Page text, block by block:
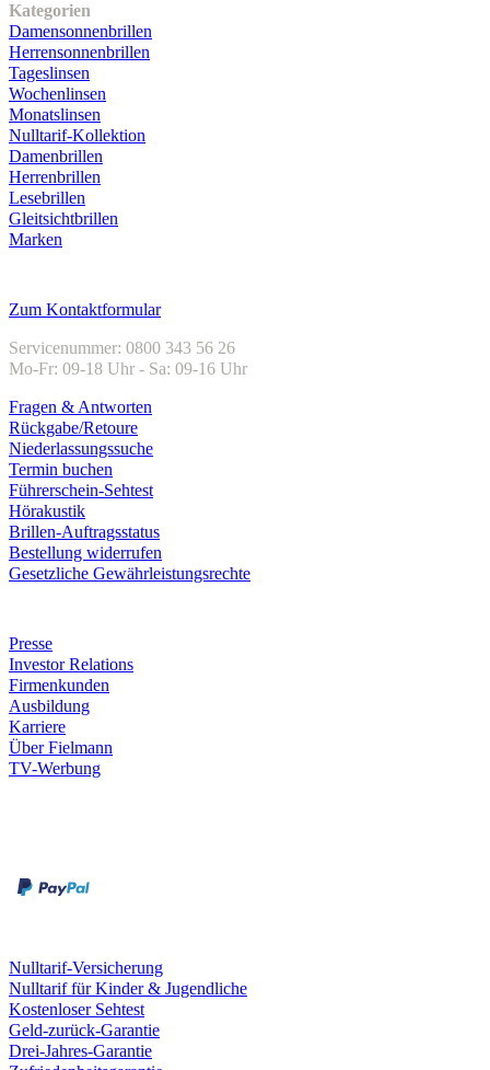
Kategorien
Damensonnenbrillen
Herrensonnenbrillen
Tageslinsen
Wochenlinsen
Monatslinsen
Nulltarif-Kollektion
Damenbrillen
Herrenbrillen
Lesebrillen
Gleitsichtbrillen
Marken
Zum Kontaktformular
Servicenummer: 0800 343 56 26
Mo-Fr: 09-18 Uhr - Sa: 09-16 Uhr
Fragen & Antworten
Rückgabe/Retoure
Niederlassungssuche
Termin buchen
Führerschein-Sehtest
Hörakustik
Brillen-Auftragsstatus
Bestellung widerrufen
Gesetzliche Gewährleistungsrechte
Presse
Investor Relations
Firmenkunden
Ausbildung
Karriere
Über Fielmann
TV-Werbung
Nulltarif-Versicherung
Nulltarif für Kinder & Jugendliche
Kostenloser Sehtest
Geld-zurück-Garantie
Drei-Jahres-Garantie